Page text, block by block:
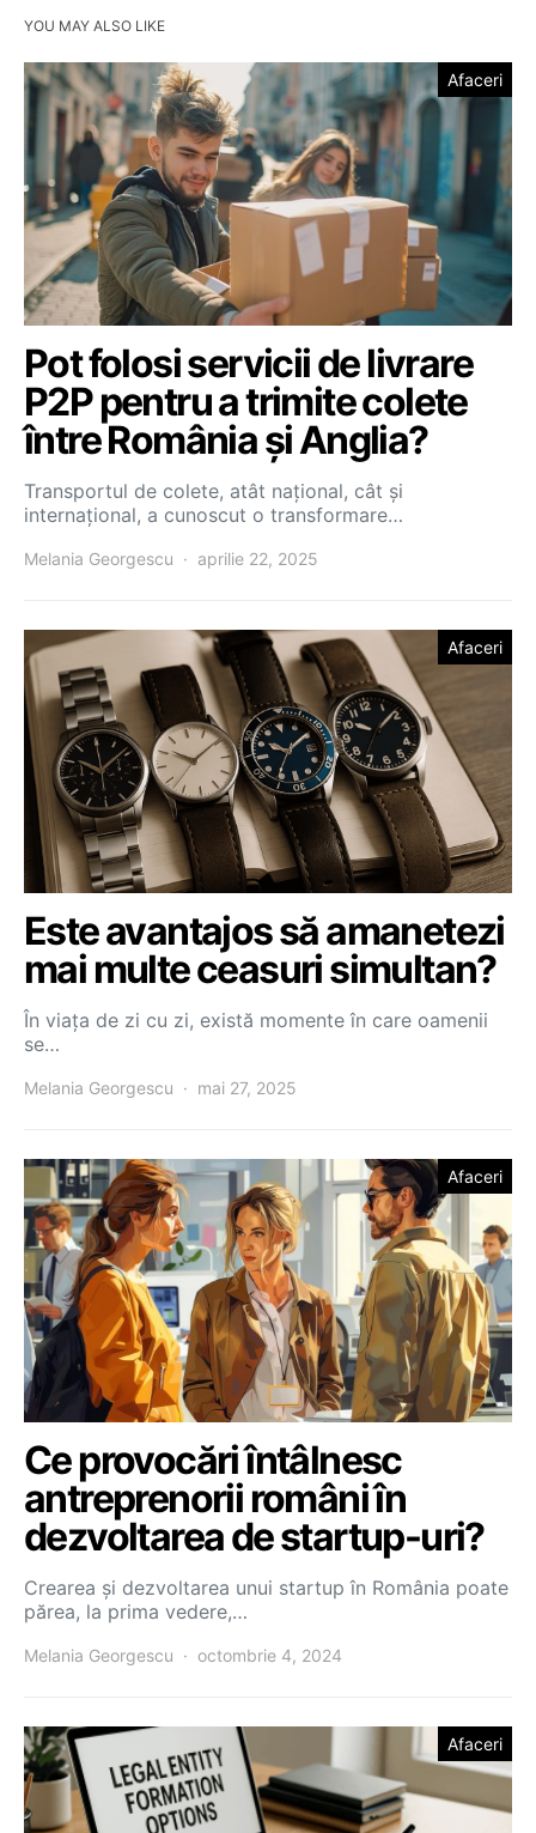
YOU MAY ALSO LIKE
Afaceri
Pot folosi servicii de livrare
P2P pentru a trimite colete
între România și Anglia?
Transportul de colete, atât național, cât și
internațional, a cunoscut o transformare…
Melania Georgescu aprilie 22, 2025
Afaceri
Este avantajos să amanetezi
mai multe ceasuri simultan?
În viața de zi cu zi, există momente în care oamenii
se…
Melania Georgescu mai 27, 2025
Afaceri
Ce provocări întâlnesc
antreprenorii români în
dezvoltarea de startup-uri?
Crearea și dezvoltarea unui startup în România poate
părea, la prima vedere,…
Melania Georgescu octombrie 4, 2024
Afaceri